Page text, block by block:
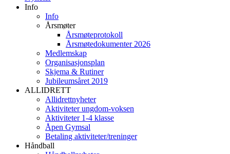
Info
Info
Årsmøter
Årsmøteprotokoll
Årsmøtedokumenter 2026
Medlemskap
Organisasjonsplan
Skjema & Rutiner
Jubileumsåret 2019
ALLIDRETT
Allidrettnyheter
Aktiviteter ungdom-voksen
Aktiviteter 1-4 klasse
Åpen Gymsal
Betaling aktiviteter/treninger
Håndball